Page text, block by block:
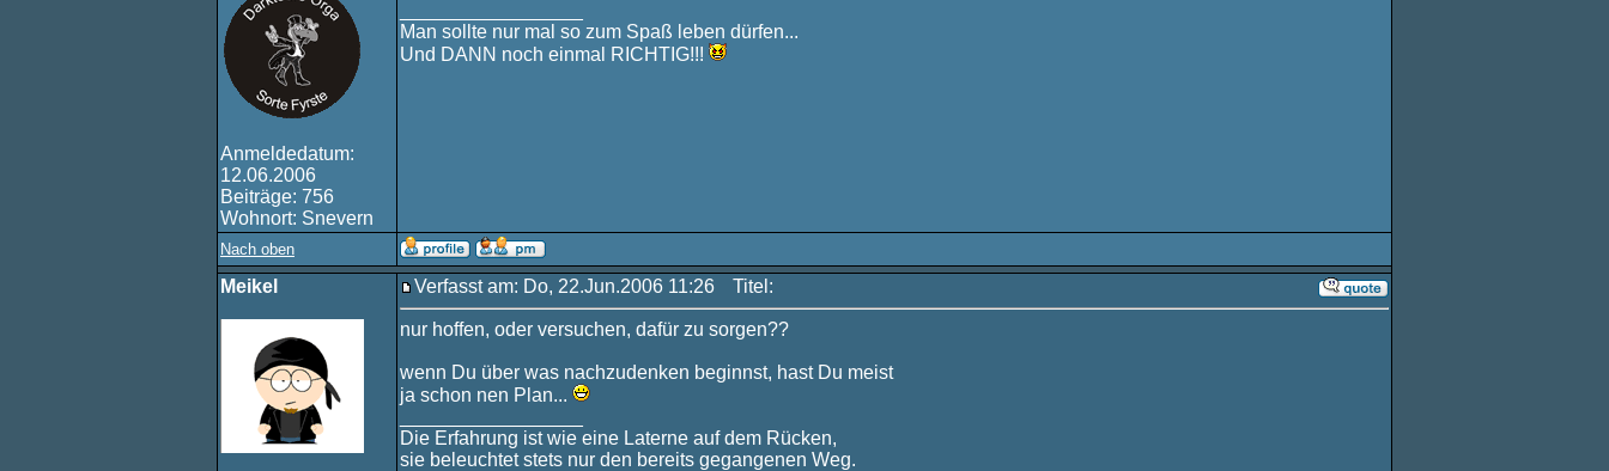
Anmeldedatum:
12.06.2006
Beiträge: 756
Wohnort: Snevern
Man sollte nur mal so zum Spaß leben dürfen...
Und DANN noch einmal RICHTIG!!!
Nach oben
Meikel Verfasst am: Do, 22.Jun.2006 11:26 Titel:
nur hoffen, oder versuchen, dafür zu sorgen??
wenn Du über was nachzudenken beginnst, hast Du meist
ja schon nen Plan...
Die Erfahrung ist wie eine Laterne auf dem Rücken,
sie beleuchtet stets nur den bereits gegangenen Weg.